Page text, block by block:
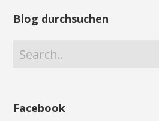
Blog durchsuchen
Facebook